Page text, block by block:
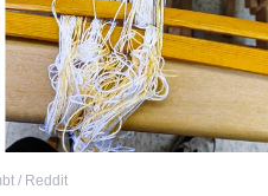
/ Reddit